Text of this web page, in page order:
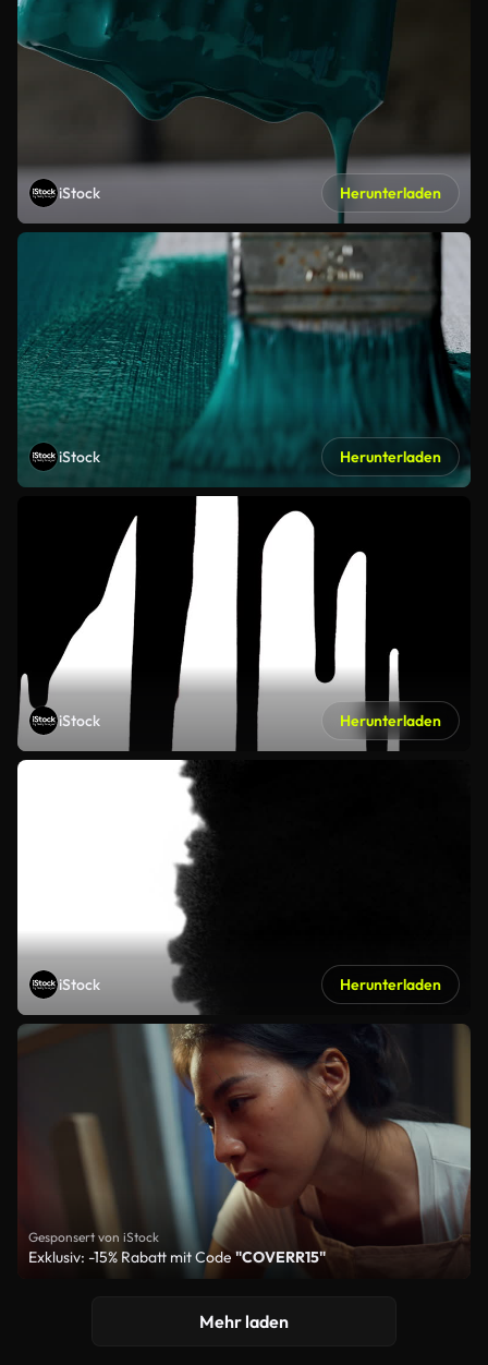
iStock Herunterladen
iStock Herunterladen
iStock Herunterladen
iStock Herunterladen
Gesponsert von iStock
Exklusiv: -15% Rabatt mit Code "COVERR15"
Mehr laden